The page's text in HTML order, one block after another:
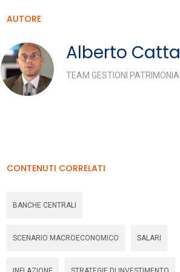
AUTORE
Alberto
TEAM GESTIONI PATRIMONIALI
CONTENUTI CORRELATI
BANCHE CENTRALI
SCENARIO MACROECONOMICO SALARI